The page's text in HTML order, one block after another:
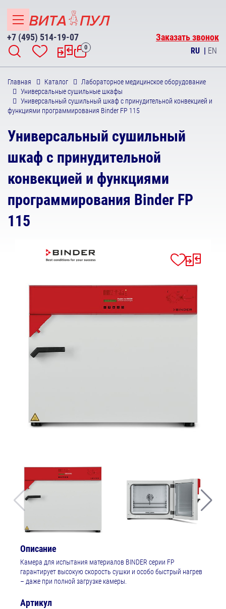
+7 (495) 514-19-07 Заказать звонок
0 RU | EN
Главная Каталог
Лабораторное медицинское оборудование
Универсальные сушильные шкафы
Универсальный сушильный шкаф с принудительной конвекцией и
функциями программирования Binder FP 115
Универсальный сушильный
шкаф с принудительной
конвекцией и функциями
программирования Binder FP
115
Описание
Камера для испытания материалов BINDER серии FP
гарантирует высокую скорость сушки и особо быстрый нагрев
– даже при полной загрузке камеры.
Артикул